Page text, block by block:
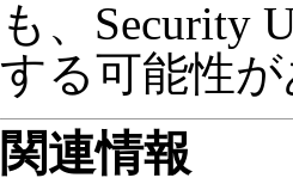
も、Security
する可能性
関連情報